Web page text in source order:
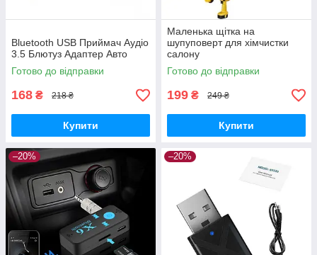
Bluetooth USB Приймач Аудіо
3.5 Блютуз Адаптер Авто
Готово до відправки
168 ₴ 218 ₴
Купити
Маленька щітка на
шупуповерт для хімчистки
салону
Готово до відправки
199 ₴ 249 ₴
Купити
–20% –20%